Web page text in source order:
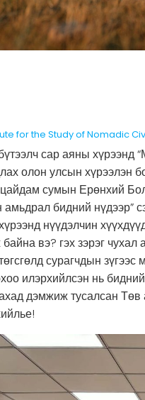
for the Study of Nomadic
сар аяны хүрээнд
олон улсын хүрээлэн
сумын Ерөнхий
амьдрал бидний нүдээр”
нүүдэлчин
вэ? гэх зэрэг
сурагчдын
илэрхийлсэн нь
дэмжиж тусалсан